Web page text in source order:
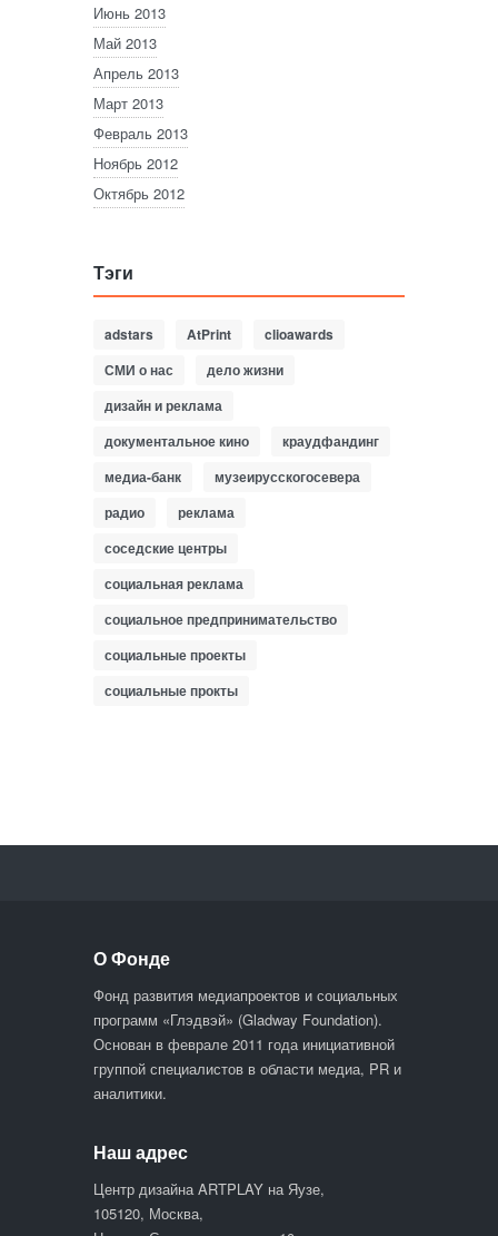
Июнь 2013
Май 2013
Апрель 2013
Март 2013
Февраль 2013
Ноябрь 2012
Октябрь 2012
Тэги
adstars AtPrint
clioawards
СМИ о нас
дело жизни
дизайн и реклама
документальное кино
краудфандинг
медиа-банк
музеирусскогосевера
радио
реклама
соседские центры
социальная реклама
социальное предпринимательство
социальные проекты
социальные прокты
О Фонде
Фонд развития медиапроектов и социальных
программ «Глэдвэй» (Gladway Foundation).
Основан в феврале 2011 года инициативной
группой специалистов в области медиа, PR и
аналитики.
Наш адрес
Центр дизайна ARTPLAY на Яузе,
105120, Москва,